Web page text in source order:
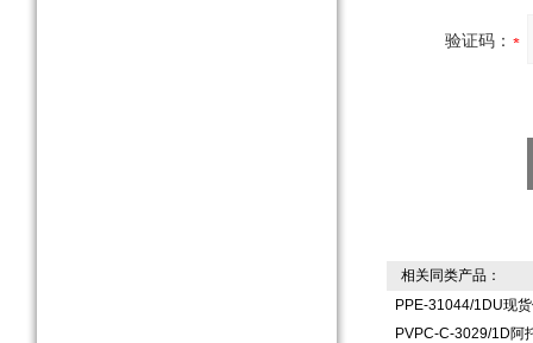
验证码：
相关同类产品：
PPE-31044/1DU现
PVPC-C-3029/1D阿